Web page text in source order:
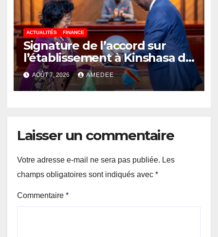
ACTUALITÉS FINANCE
Signature de l’accord sur
l’établissement à Kinshasa du
bureau-pays de l’Agence de
développement de l’Union
africaine–Nouveau
(AUDA-NEPAD)
AOÛT 7, 2026 AMEDEE
Laisser un commentaire
Votre adresse e-mail ne sera pas publiée. Les
champs obligatoires sont indiqués avec *
Commentaire *